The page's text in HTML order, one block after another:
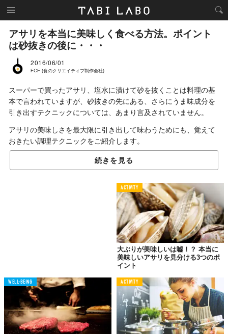
アサリを本当に美味しく食べる方法。ポイント
は砂抜きの後に・・・
2016/06/01
FCF (食のクリエイティブ制作会社)
スーパーで買ったアサリ、塩水に漬けて砂を抜くことは料理の基
本で言われていますが、砂抜きの先にある、さらにうま味成分を
引き出すテクニックについては、あまり言及されていません。
アサリの美味しさを最大限に引き出して味わうためにも、覚えて
おきたい調理テクニックをご紹介します。
おさらいしよう
01.
塩水に浸す
続きを見る
ACTIVITY
大ぶりが美味しいは嘘！？ 本当に
美味しいアサリを見分ける3つのポ
イント
WELL-BEING ACTIVITY